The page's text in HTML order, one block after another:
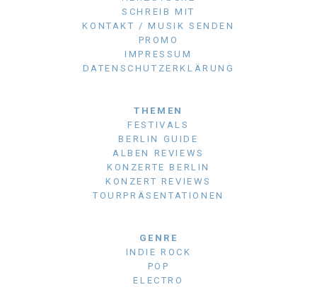
SCHREIB MIT
KONTAKT / MUSIK SENDEN
PROMO
IMPRESSUM
DATENSCHUTZERKLÄRUNG
THEMEN
FESTIVALS
BERLIN GUIDE
ALBEN REVIEWS
KONZERTE BERLIN
KONZERT REVIEWS
TOURPRÄSENTATIONEN
GENRE
INDIE ROCK
POP
ELECTRO